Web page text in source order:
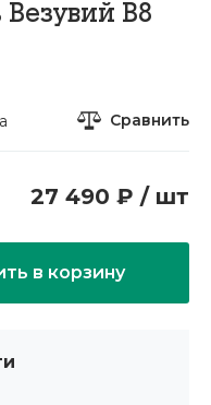
В8
Сравнить
27 490 ₽ / шт
в корзину